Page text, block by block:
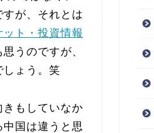
が、それとは
ト・投資情報
うのですが、
しょう。笑
もしていなか
国は違うと思